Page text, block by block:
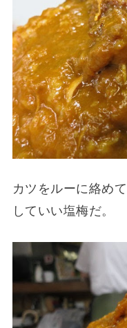
カツをルーに絡め
していい塩梅だ。